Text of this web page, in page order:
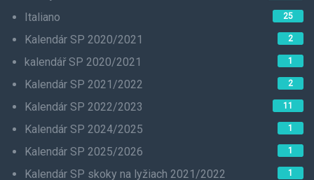
Italiano 25
Kalendár SP 2020/2021 2
kalendář SP 2020/2021 1
Kalendár SP 2021/2022 2
Kalendár SP 2022/2023 11
Kalendár SP 2024/2025 1
Kalendár SP 2025/2026 1
Kalendár SP skoky na lyžiach 2021/2022 1